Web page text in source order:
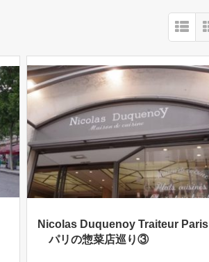
Nicolas Duquenoy Traiteur Paris
パリの惣菜店巡り③